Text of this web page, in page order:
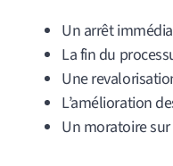
Un arrêt
La fin du
Une
L’amélioration
Un moratoire